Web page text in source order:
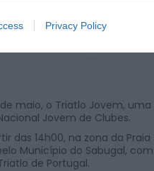
Privacy Policy
maio, o Triatlo Jovem, uma
Jovem de Clubes.
das 14h00, na zona da Praia
Município do Sabugal, com
de Portugal.